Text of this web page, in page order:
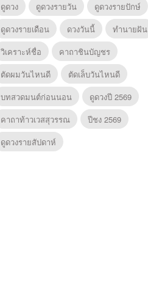
ดูดวง ดูดวงรายวัน
ดูดวงรายปักษ์
ดูดวงรายเดือน
ดวงวันนี้
ทํานายฝัน
วิเคราะห์ชื่อ
คาถาชินบัญชร
ตัดผมวันไหนดี
ตัดเล็บวันไหนดี
บทสวดมนต์ก่อนนอน
ดูดวงปี 2569
คาถาท้าวเวสสุวรรณ
ปีชง 2569
ดูดวงรายสัปดาห์